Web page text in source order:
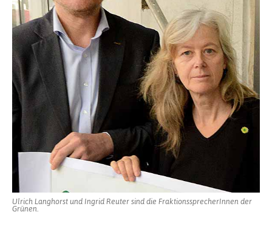
Ulrich Langhorst und Ingrid Reuter sind die FraktionssprecherInnen der
Grünen.